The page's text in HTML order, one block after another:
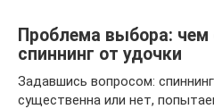
Проблема выбора: чем
спиннинг от удочки
Задавшись вопросом:
существенна или нет,